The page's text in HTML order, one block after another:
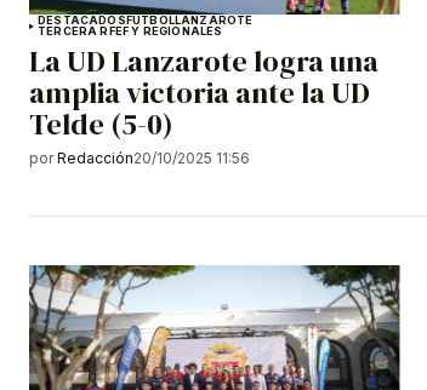
DESTACADOS FÚTBOLLANZAROTE
TERCERA RFEF Y REGIONALES
La UD Lanzarote logra una
amplia victoria ante la UD
Telde (5-0)
por Redacción20/10/2025 11:56